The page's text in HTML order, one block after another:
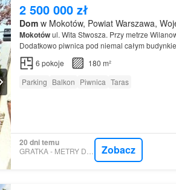
2 500 000 zł
Domw Mokotów, Powiat Warszawa,
Mokotówul. Wita Stwosza. Przy metrze
Dodatkowo piwnica pod niemal całym
powierzchni 311 mkw. Własność…
6 pokoje
180 m²
Parking Balkon Piwnica Taras
20 dni temu
Zobacz